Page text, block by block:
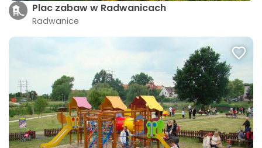
Plac zabaw w Radwanicach
Radwanice